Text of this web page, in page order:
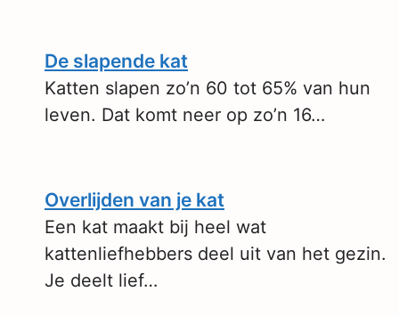
De slapende kat
Katten slapen zo’n 60 tot 65% van hun
leven. Dat komt neer op zo’n 16…
Overlijden van je kat
Een kat maakt bij heel wat
kattenliefhebbers deel uit van het gezin.
Je deelt lief…